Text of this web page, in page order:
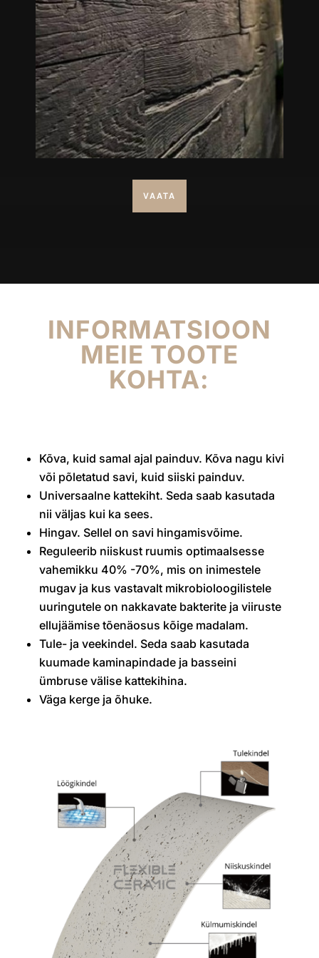
VAATA
INFORMATSIOON
MEIE TOOTE
KOHTA:
Kõva, kuid samal ajal painduv. Kõva nagu kivi
või põletatud savi, kuid siiski painduv.
Universaalne kattekiht. Seda saab kasutada
nii väljas kui ka sees.
Hingav. Sellel on savi hingamisvõime.
Reguleerib niiskust ruumis optimaalsesse
vahemikku 40% -70%, mis on inimestele
mugav ja kus vastavalt mikrobioloogilistele
uuringutele on nakkavate bakterite ja viiruste
ellujäämise tõenäosus kõige madalam.
Tule- ja veekindel. Seda saab kasutada
kuumade kaminapindade ja basseini
ümbruse välise kattekihina.
Väga kerge ja õhuke.